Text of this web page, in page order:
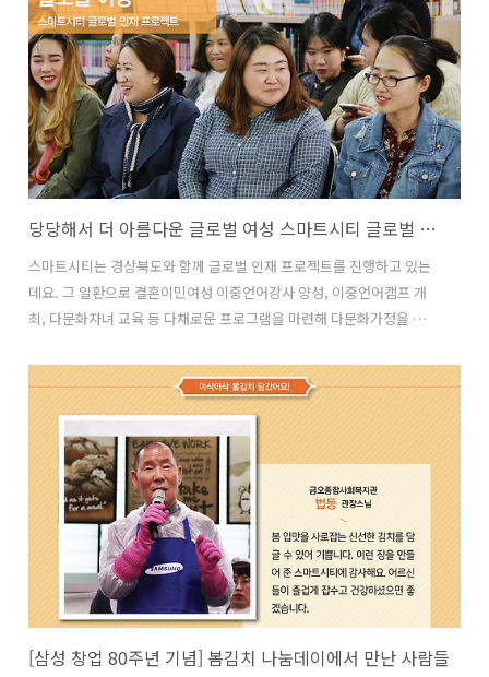
요! 벤치에 앉은 임직원들의 손에는 저마다 한 꾸러미씩 들려있었는데
요. 바로 지역 아동들에게 전할 블록필통 만들기 세트! 도라에몽, 헬로키
티, 미니언즈 등 아이들이 좋아할 캐릭터를 블록으로 새긴 후 필기구를
듬뿍 담으면 끝!..
당당해서 더 아름다운 글로벌 여성 스마트시티 글로벌 인재 프로젝트
스마트시티는 경상북도와 함께 글로벌 인재 프로젝트를 진행하고 있는
데요. 그 일환으로 결혼이민여성 이중언어강사 양성, 이중언어캠프 개
최, 다문화자녀 교육 등 다채로운 프로그램을 마련해 다문화가정을 지원
글로벌 인재 성장 프로젝트 후원사업비 기증식이 열렸는데요. 스마트시
티 구미지원센터 목장균 센터장과 한마음협의회 석정훈 대표를 비롯한
임직원들과 경북도 여성가족정책관실 김형현 사무관, 경북다문화가족
지원센터 장흔성 센터장 등이 참여한 가운데 구미 형곡동 경상북도다문
화가족지원센터에서 진행되었습니다. 이날의 만남을 기념하기 위해 결
혼이주여성들이 아름다운 필리핀 전통춤을 선보였는데요. 다양한 나라
에서 온 여성들이 호흡을 맞춰 춤을 추는 모습이 한 폭..
[삼성 창업 80주년 기념] 봄김치 나눔데이에서 만난 사람들